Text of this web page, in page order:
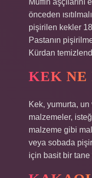
Muffin aşçılarını
önceden
pişirilen kekler
Pastanın
Kürdan
KEK NE
Kek, yumurta,
malzemeler,
malzeme gibi
veya sobada
için basit bir